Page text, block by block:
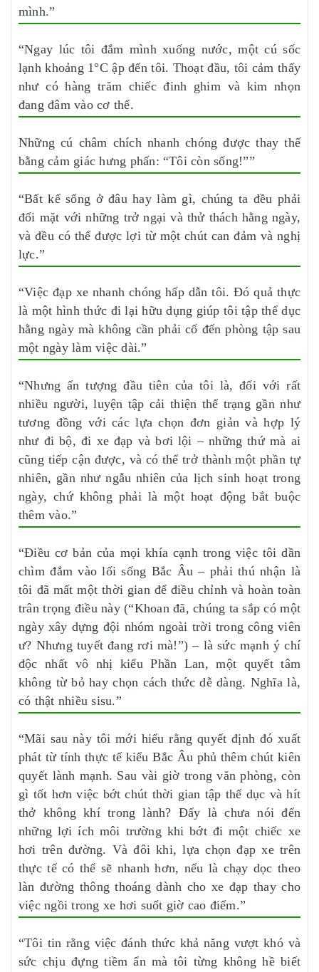
mình.”
“Ngay lúc tôi đắm mình xuống nước, một cú sốc
lạnh khoảng 1°C ập đến tôi. Thoạt đầu, tôi cảm thấy
như có hàng trăm chiếc đinh ghim và kim nhọn
đang đâm vào cơ thể.
Những cú châm chích nhanh chóng được thay thế
bằng cảm giác hưng phấn: “Tôi còn sống!””
“Bất kể sống ở đâu hay làm gì, chúng ta đều phải
đối mặt với những trở ngại và thử thách hằng ngày,
và đều có thể được lợi từ một chút can đảm và nghị
lực.”
“Việc đạp xe nhanh chóng hấp dẫn tôi. Đó quả thực
là một hình thức đi lại hữu dụng giúp tôi tập thể dục
hằng ngày mà không cần phải cố đến phòng tập sau
một ngày làm việc dài.”
“Nhưng ấn tượng đầu tiên của tôi là, đối với rất
nhiều người, luyện tập cải thiện thể trạng gần như
tương đồng với các lựa chọn đơn giản và hợp lý
như đi bộ, đi xe đạp và bơi lội – những thứ mà ai
cũng tiếp cận được, và có thể trở thành một phần tự
nhiên, gần như ngẫu nhiên của lịch sinh hoạt trong
ngày, chứ không phải là một hoạt động bắt buộc
thêm vào.”
“Điều cơ bản của mọi khía cạnh trong việc tôi dần
chìm đắm vào lối sống Bắc Âu – phải thú nhận là
tôi đã mất một thời gian để điều chỉnh và hoàn toàn
trân trọng điều này (“Khoan đã, chúng ta sắp có một
ngày xây dựng đội nhóm ngoài trời trong công viên
ư? Nhưng tuyết đang rơi mà!”) – là sức mạnh ý chí
độc nhất vô nhị kiểu Phần Lan, một quyết tâm
không từ bỏ hay chọn cách thức dễ dàng. Nghĩa là,
có thật nhiều sisu.”
“Mãi sau này tôi mới hiểu rằng quyết định đó xuất
phát từ tính thực tế kiểu Bắc Âu phủ thêm chút kiên
quyết lành mạnh. Sau vài giờ trong văn phòng, còn
gì tốt hơn việc bớt chút thời gian tập thể dục và hít
thở không khí trong lành? Đấy là chưa nói đến
những lợi ích môi trường khi bớt đi một chiếc xe
hơi trên đường. Và đôi khi, lựa chọn đạp xe trên
thực tế có thể sẽ nhanh hơn, nếu là chạy dọc theo
làn đường thông thoáng dành cho xe đạp thay cho
việc ngồi trong xe hơi suốt giờ cao điểm.”
“Tôi tin rằng việc đánh thức khả năng vượt khó và
sức chịu đựng tiềm ẩn mà tôi từng không hề biết